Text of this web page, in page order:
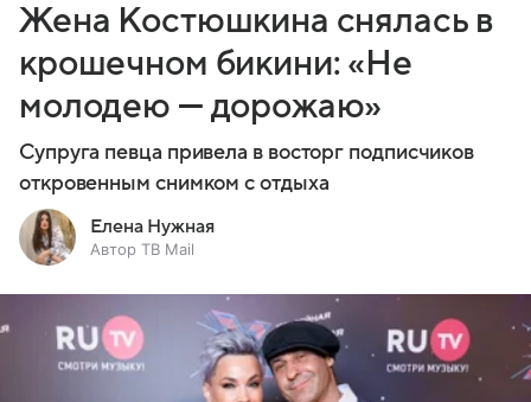
Жена Костюшкина снялась в
крошечном бикини: «Не
молодею — дорожаю»
Супруга певца привела в восторг подписчиков
откровенным снимком с отдыха
Елена Нужная
Автор ТВ Mail